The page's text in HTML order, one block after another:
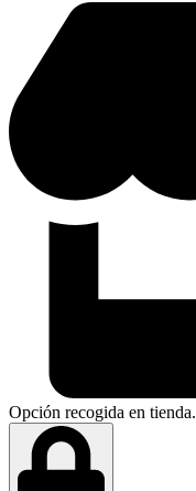
Opción recogida en tienda.